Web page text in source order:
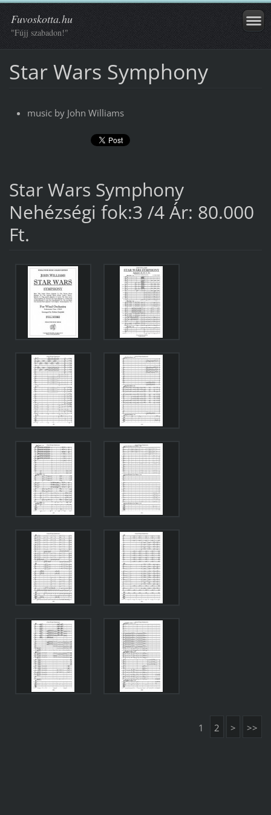
Fuvoskotta.hu
"Fújj szabadon!"
Star Wars Symphony
music by John Williams
Star Wars Symphony
Nehézségi fok:3 /4 Ár: 80.000
Ft.
1 2 > >>